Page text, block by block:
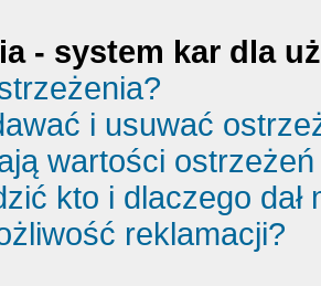
- system kar dla
i usuwać
wartości
kto i dlaczego dał
reklamacji?